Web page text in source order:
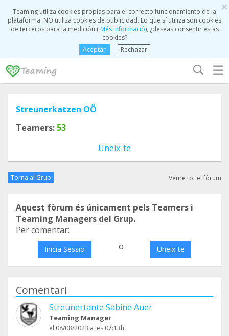
×
Teaming utiliza cookies propias para el correcto funcionamiento de la
plataforma. NO utiliza cookies de publicidad. Lo que sí utiliza son cookies
de terceros para la medición (Més informació), ¿deseas consentir estas
cookies?
Aceptar
Rechazar
☰
Streunerkatzen OÖ
Teamers: 53
Uneix-te
Torna al Grup Veure tot el fòrum
Aquest fòrum és únicament pels Teamers i
Teaming Managers del Grup.
Per comentar:
Inicia Sessió o Uneix-te
Comentari
Streunertante Sabine Auer
Teaming Manager
el 08/08/2023 a les 07:13h